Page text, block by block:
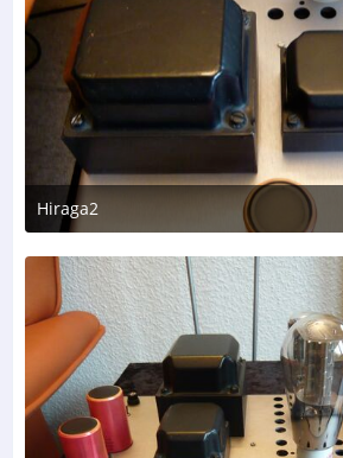
Hiraga2
2. August 2026 um 10:13